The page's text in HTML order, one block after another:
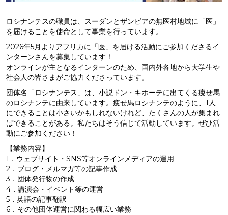
ロシナンテスの職員は、スーダンとザンビアの無医村地域に「医」
を届けることを使命として事業を行っています。
2026年5月よりアフリカに「医」を届ける活動にご参加くださるイ
ンターンさんを募集しています！
オンラインが主となるインターンのため、国内外各地から大学生や
社会人の皆さまがご協力くださっています。
団体名「ロシナンテス」は、小説ドン・キホーテに出てくる痩せ馬
のロシナンテに由来しています。痩せ馬ロシナンテのように、 1 人
にできることは小さいかもしれないけれど、たくさんの人が集まれ
ばできることがある。私たちはそう信じて活動しています。ぜひ活
動にご参加ください！
【業務内容】
1．ウェブサイト・SNS等オンラインメディアの運用
2．ブログ・メルマガ等の記事作成
3．団体発行物の作成
4．講演会・イベント等の運営
5．英語の記事翻訳
6 ．その他団体運営に関わる幅広い業務